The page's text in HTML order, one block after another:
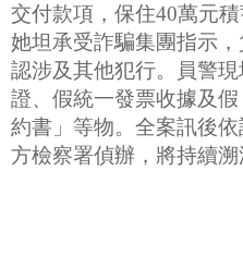
交付款項，保住40萬元
她坦承受詐騙集團指示
認涉及其他犯行。員警
證、假統一發票收據及
約書」等物。全案訊後
方檢察署偵辦，將持續溯